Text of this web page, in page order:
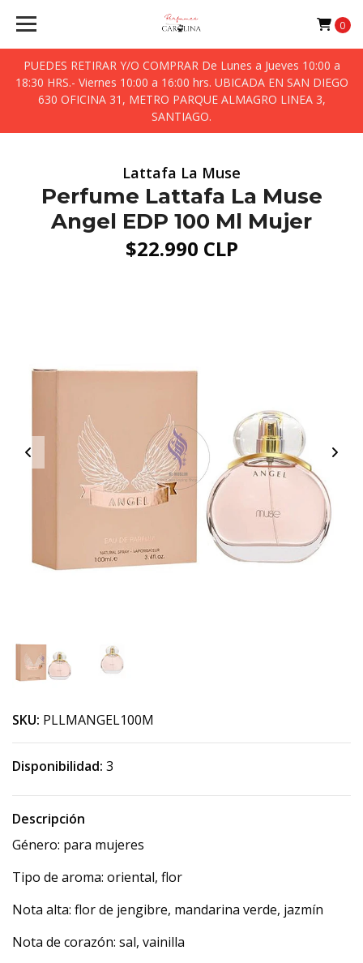
PUEDES RETIRAR Y/O COMPRAR De Lunes a Jueves 10:00 a
18:30 HRS.- Viernes 10:00 a 16:00 hrs. UBICADA EN SAN DIEGO
630 OFICINA 31, METRO PARQUE ALMAGRO LINEA 3,
SANTIAGO.
0
Lattafa La Muse
Perfume Lattafa La Muse
Angel EDP 100 Ml Mujer
$22.990 CLP
SKU: PLLMANGEL100M
Disponibilidad: 3
Descripción
Género: para mujeres
Tipo de aroma: oriental, flor
Nota alta: flor de jengibre, mandarina verde, jazmín
Nota de corazón: sal, vainilla